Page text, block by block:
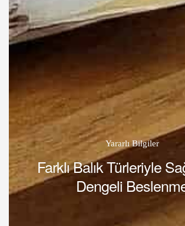
Yararlı Bilgiler
Farklı Balık Türleriyle
Dengeli